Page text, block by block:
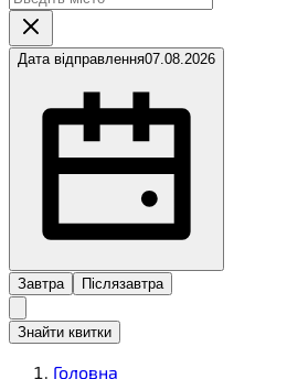
Дата відправлення07.08.2026
Завтра Післязавтра
Знайти квитки
Головна